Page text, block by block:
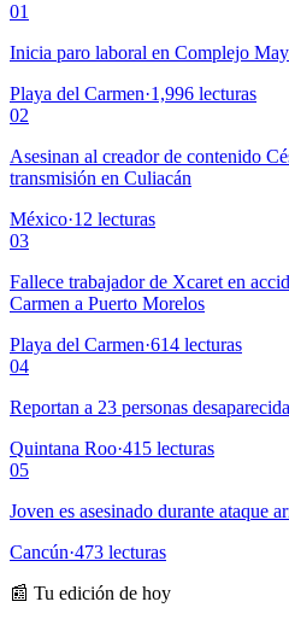
01
Inicia paro laboral en Complejo
Playa del Carmen·1,996 lecturas
02
Asesinan al creador de contenido
transmisión en Culiacán
México·12 lecturas
03
Fallece trabajador de Xcaret en
Carmen a Puerto Morelos
Playa del Carmen·614 lecturas
04
Reportan a 23 personas
Quintana Roo·415 lecturas
05
Joven es asesinado durante ataque
Cancún·473 lecturas
📰 Tu edición de hoy